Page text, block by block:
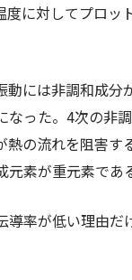
に対してプロ
動には非調和成
った。4次の非
熱の流れを阻害
素が重元素であ
導率が低い理由